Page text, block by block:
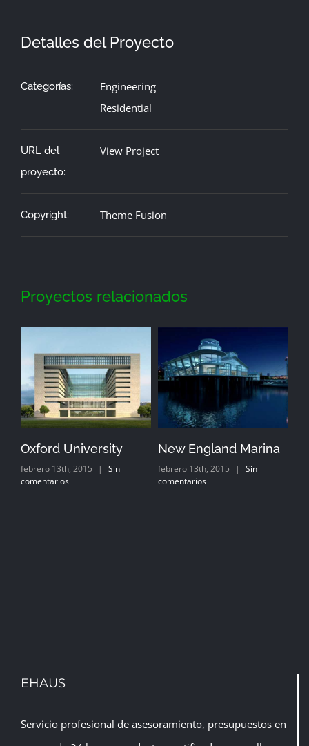
Detalles del Proyecto
Categorías:
Engineering
Residential
URL del
proyecto:
View Project
Copyright: Theme Fusion
Proyectos relacionados
Oxford University
febrero 13th, 2015 |
Sin
comentarios
New England Marina
febrero 13th, 2015 |
Sin
comentarios
EHAUS
Servicio profesional de asesoramiento, presupuestos en